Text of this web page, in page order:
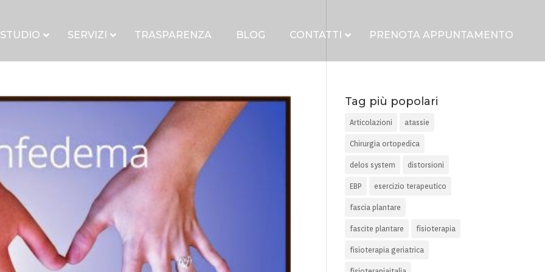
SERVIZI TRASPARENZA BLOG CONTATTI PRENOTA APPUNTAMENTO
Tag più popolari
Articolazioni atassie
Chirurgia ortopedica
delos system distorsioni
EBP esercizio terapeutico
fascia plantare
fascite plantare fisioterapia
fisioterapia geriatrica